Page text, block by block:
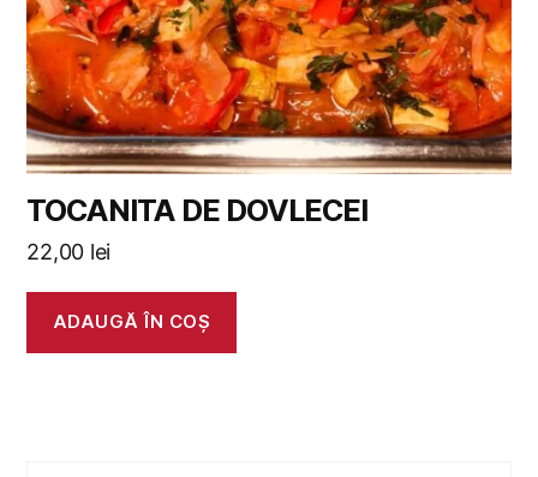
TOCANITA DE DOVLECEI
22,00 lei
ADAUGĂ ÎN COȘ